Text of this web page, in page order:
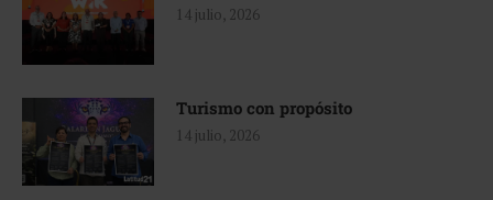
14 julio, 2026
Turismo con propósito
14 julio, 2026